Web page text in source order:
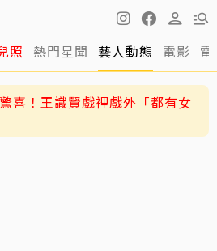
照 熱門星聞 藝人動態 電影
喜！王識賢戲裡戲外「都有女